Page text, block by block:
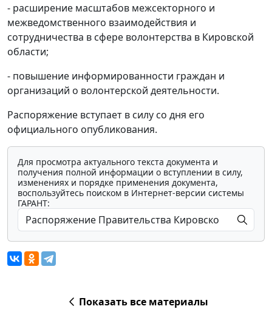
- расширение масштабов межсекторного и
межведомственного взаимодействия и
сотрудничества в сфере волонтерства в Кировской
области;
- повышение информированности граждан и
организаций о волонтерской деятельности.
Распоряжение вступает в силу со дня его
официального опубликования.
Для просмотра актуального текста документа и
получения полной информации о вступлении в силу,
изменениях и порядке применения документа,
воспользуйтесь поиском в Интернет-версии системы
ГАРАНТ:
Показать все материалы